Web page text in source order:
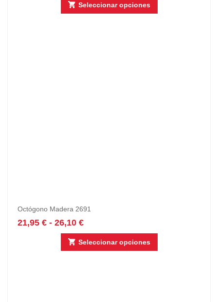
Seleccionar opciones
Octógono Madera 2691
21,95 € - 26,10 €
Seleccionar opciones